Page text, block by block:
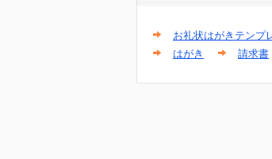
お礼状はがきテンプ
はがき
請求書